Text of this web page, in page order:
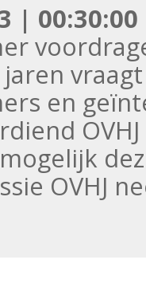
| 00:30:00
en
OVHJ